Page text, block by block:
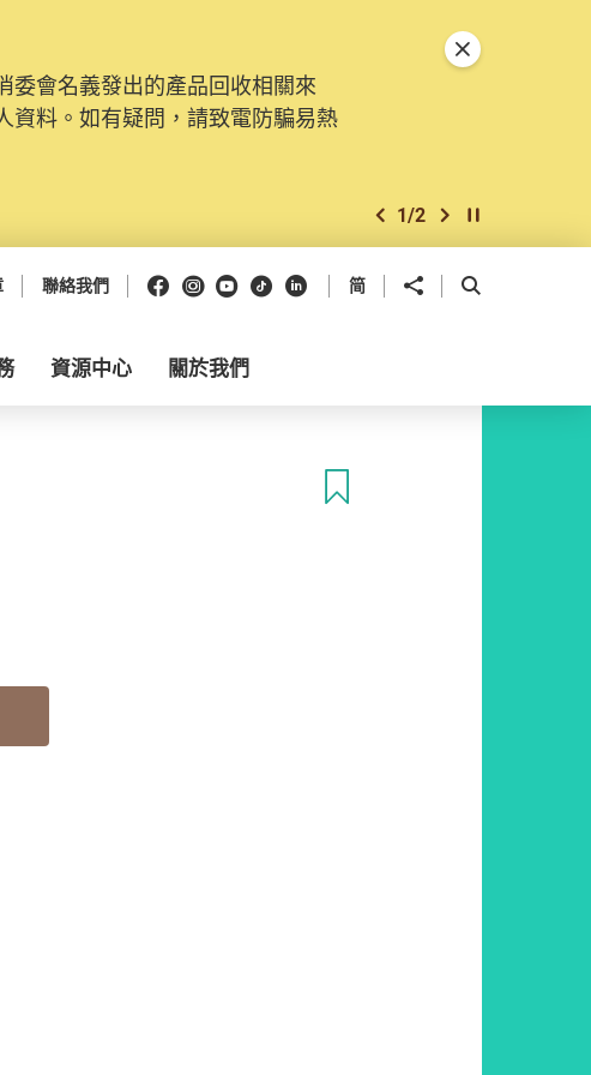
委會名義發出的產品回收相關來
資料。如有疑問，請致電防騙易熱
上一個
1/2 下一個開始/暫停幻燈
關閉特別通告
聯絡我們 Facebook
Instagram
Youtube
抖音領英 简 分享到 開啟搜尋框
資源中心 關於我們